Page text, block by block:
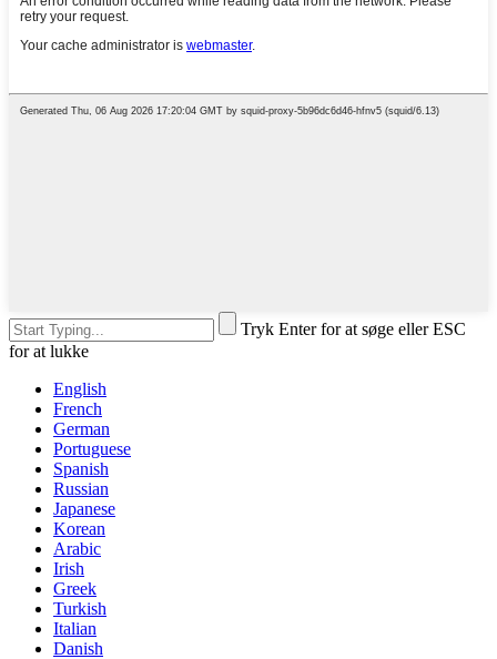
Tryk Enter for at søge eller ESC
for at lukke
English
French
German
Portuguese
Spanish
Russian
Japanese
Korean
Arabic
Irish
Greek
Turkish
Italian
Danish